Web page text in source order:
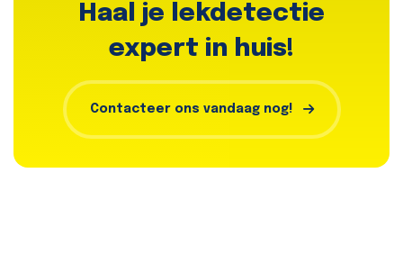
Haal je lekdetectie
expert in huis!
Contacteer ons vandaag nog!